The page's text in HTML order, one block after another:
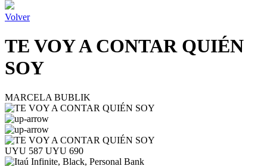
Volver
TE VOY A CONTAR QUIÉN
SOY
MARCELA BUBLIK
UYU 587 UYU 690